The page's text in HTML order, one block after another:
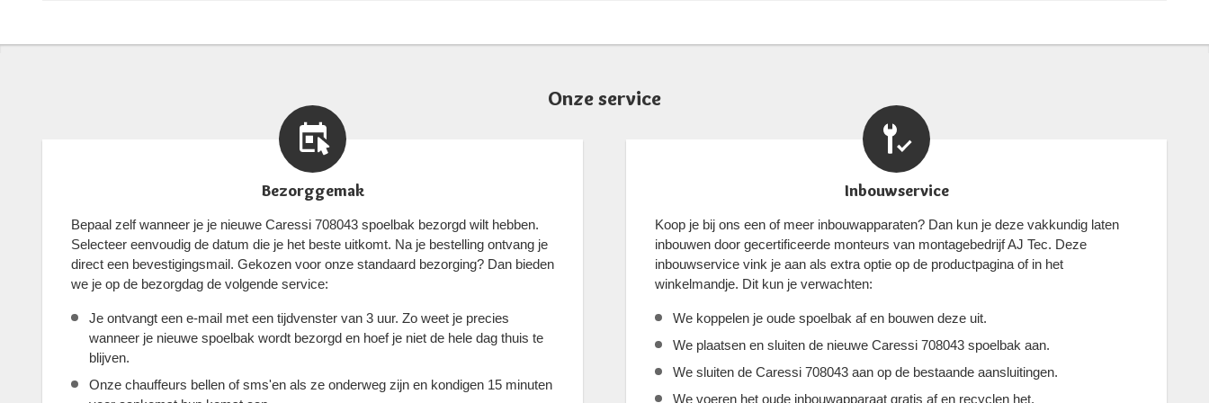
Onze service
Bezorggemak
Bepaal zelf wanneer je je nieuwe Caressi 708043 spoelbak bezorgd wilt hebben.
Selecteer eenvoudig de datum die je het beste uitkomt. Na je bestelling ontvang je
direct een bevestigingsmail. Gekozen voor onze standaard bezorging? Dan bieden
we je op de bezorgdag de volgende service:
Je ontvangt een e-mail met een tijdvenster van 3 uur. Zo weet je precies
wanneer je nieuwe spoelbak wordt bezorgd en hoef je niet de hele dag thuis te
blijven.
Onze chauffeurs bellen of sms'en als ze onderweg zijn en kondigen 15 minuten
Inbouwservice
Koop je bij ons een of meer inbouwapparaten? Dan kun je deze vakkundig laten
inbouwen door gecertificeerde monteurs van montagebedrijf AJ Tec. Deze
inbouwservice vink je aan als extra optie op de productpagina of in het
winkelmandje. Dit kun je verwachten:
We koppelen je oude spoelbak af en bouwen deze uit.
We plaatsen en sluiten de nieuwe Caressi 708043 spoelbak aan.
We sluiten de Caressi 708043 aan op de bestaande aansluitingen.
We voeren het oude inbouwapparaat gratis af en recyclen het.